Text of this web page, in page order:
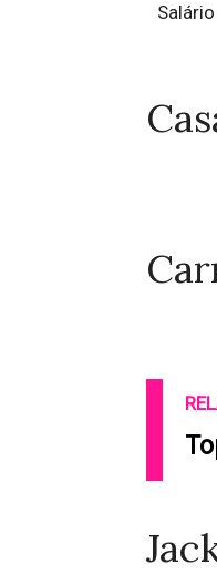
Salário